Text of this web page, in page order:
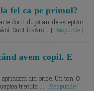
fel ca pe primul?
dorit, după ani de așteptări
Sunt însărc... | Raspunde |
avem copil. E
din orice. Un ton. O
trecuta.... |Raspunde |